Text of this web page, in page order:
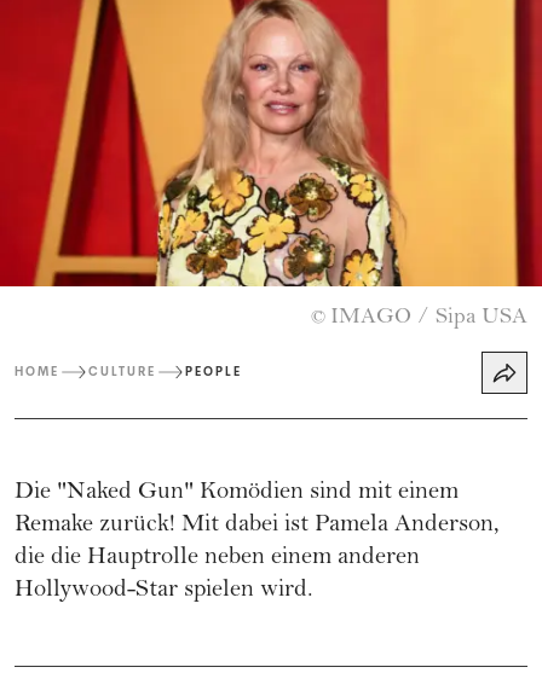
© IMAGO / Sipa USA
HOME CULTURE PEOPLE
Die "Naked Gun" Komödien sind mit einem
Remake zurück! Mit dabei ist Pamela Anderson,
die die Hauptrolle neben einem anderen
Hollywood-Star spielen wird.